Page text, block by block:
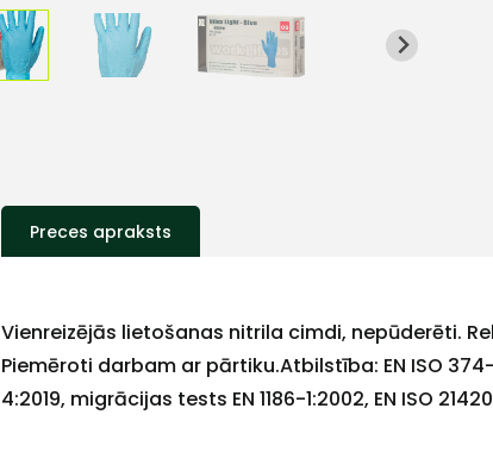
Preces apraksts
Vienreizējās lietošanas nitrila cimdi, nepūderēti.
Piemēroti darbam ar pārtiku.Atbilstība: EN ISO 374-
4:2019, migrācijas tests EN 1186-1:2002, EN ISO
+